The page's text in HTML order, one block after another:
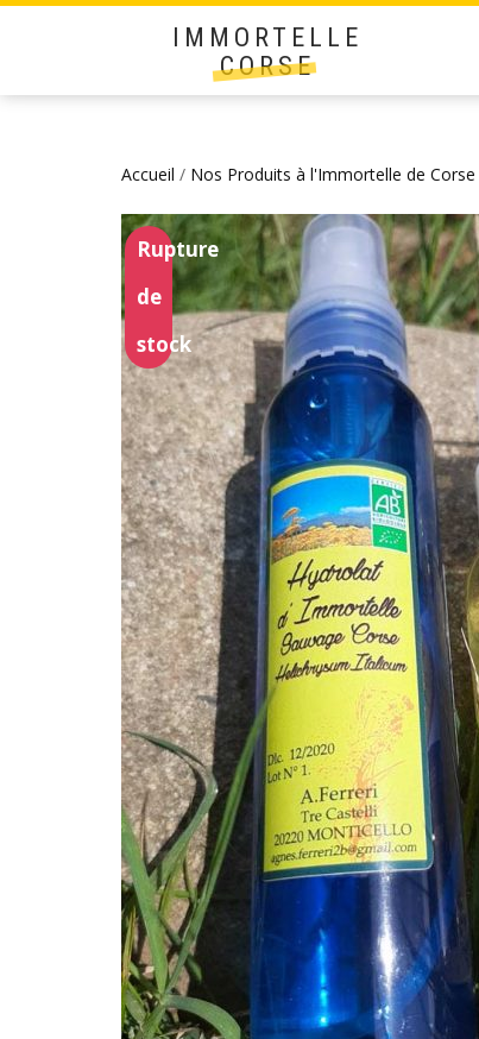
IMMORTELLE
CORSE
Accueil / Nos Produits à l'Immortelle de Corse
Rupture
de
stock